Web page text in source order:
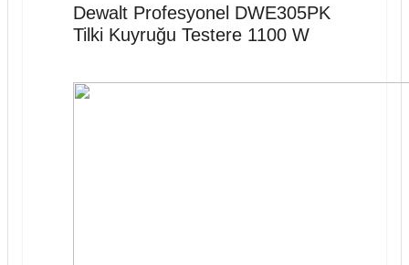
Dewalt Profesyonel DWE305PK
Tilki Kuyruğu Testere 1100 W